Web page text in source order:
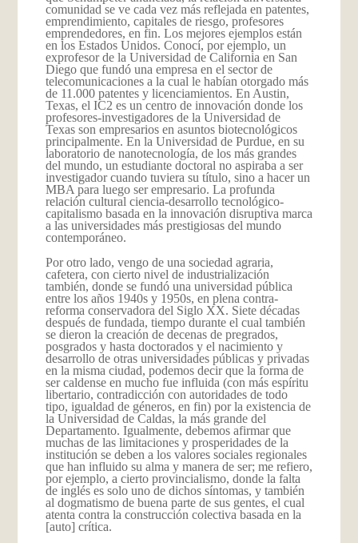
comunidad se ve cada vez más reflejada en patentes,
emprendimiento, capitales de riesgo, profesores
emprendedores, en fin. Los mejores ejemplos están
en los Estados Unidos. Conocí, por ejemplo, un
exprofesor de la Universidad de California en San
Diego que fundó una empresa en el sector de
telecomunicaciones a la cual le habían otorgado más
de 11.000 patentes y licenciamientos. En Austin,
Texas, el IC2 es un centro de innovación donde los
profesores-investigadores de la Universidad de
Texas son empresarios en asuntos biotecnológicos
principalmente. En la Universidad de Purdue, en su
laboratorio de nanotecnología, de los más grandes
del mundo, un estudiante doctoral no aspiraba a ser
investigador cuando tuviera su título, sino a hacer un
MBA para luego ser empresario. La profunda
relación cultural ciencia-desarrollo tecnológico-
capitalismo basada en la innovación disruptiva marca
a las universidades más prestigiosas del mundo
contemporáneo.
Por otro lado, vengo de una sociedad agraria,
cafetera, con cierto nivel de industrialización
también, donde se fundó una universidad pública
entre los años 1940s y 1950s, en plena contra-
reforma conservadora del Siglo XX. Siete décadas
después de fundada, tiempo durante el cual también
se dieron la creación de decenas de pregrados,
posgrados y hasta doctorados y el nacimiento y
desarrollo de otras universidades públicas y privadas
en la misma ciudad, podemos decir que la forma de
ser caldense en mucho fue influida (con más espíritu
libertario, contradicción con autoridades de todo
tipo, igualdad de géneros, en fin) por la existencia de
la Universidad de Caldas, la más grande del
Departamento. Igualmente, debemos afirmar que
muchas de las limitaciones y prosperidades de la
institución se deben a los valores sociales regionales
que han influido su alma y manera de ser; me refiero,
por ejemplo, a cierto provincialismo, donde la falta
de inglés es solo uno de dichos síntomas, y también
al dogmatismo de buena parte de sus gentes, el cual
atenta contra la construcción colectiva basada en la
[auto] crítica.